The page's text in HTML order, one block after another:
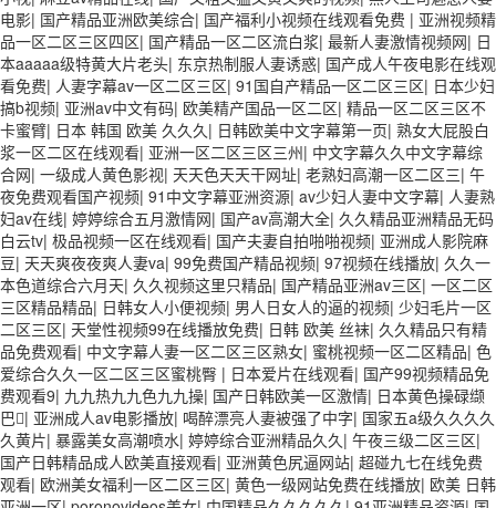
电影| 国产精品亚洲欧美综合| 国产福利小视频在线观看免费 | 亚洲视频精
品一区二区三区四区| 国产精品一区二区流白浆| 最新人妻激情视频网| 日
本aaaaa级特黄大片老头| 东京热制服人妻诱惑| 国产成人午夜电影在线观
看免费| 人妻字幕av一区二区三区| 91国自产精品一区二区三区| 日本少妇
搞b视频| 亚洲av中文有码| 欧美精产国品一区二区| 精品一区二区三区不
卡蜜臂| 日本 韩国 欧美 久久久 | 日韩欧美中文字幕第一页| 熟女大屁股白
浆一区二区在线观看| 亚洲一区二区三区三州| 中文字幕久久中文字幕综
合网| 一级成人黄色影视| 天天色天天干网址| 老熟妇高潮一区二区三| 午
夜免费观看国产视频| 91中文字幕亚洲资源| av少妇人妻中文字幕| 人妻熟
妇av在线| 婷婷综合五月激情网| 国产av高潮大全| 久久精品亚洲精品无码
白云tv| 极品视频一区在线观看| 国产夫妻自拍啪啪视频| 亚洲成人影院麻
豆| 天天爽夜夜爽人妻va| 99免费国产精品视频| 97视频在线播放| 久久一
本色道综合六月天| 久久视频这里只精品| 国产精品亚洲av三区| 一区二区
三区精品精品| 日韩女人小便视频| 男人日女人的逼的视频| 少妇毛片一区
二区三区| 天堂性视频99在线播放免费| 日韩 欧美 丝袜| 久久精品只有精
品免费观看| 中文字幕人妻一区二区三区熟女| 蜜桃视频一区二区精品| 色
爱综合久久一区二区三区蜜桃臀 | 日本爱片在线观看| 国产99视频精品免
费观看9| 九九热九九色九九操| 国产日韩欧美一区激情| 日本黄色操碌缬
巴| 亚洲成人av电影播放| 喝醉漂亮人妻被强了中字| 国家五a级久久久久
久黄片| 暴露美女高潮喷水| 婷婷综合亚洲精品久久 | 午夜三级二区三区|
国产日韩精品成人欧美直接观看| 亚洲黄色尻逼网站| 超碰九七在线免费
观看| 欧洲美女福利一区二区三区| 黄色一级网站免费在线播放| 欧美 日韩